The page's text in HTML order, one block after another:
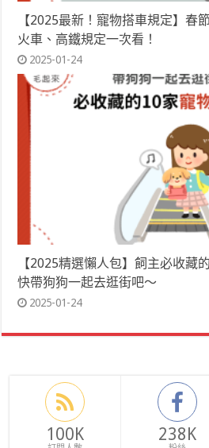
【2025最新！寵物搭車規定】春
火車、高鐵規定一次看！
2025-01-24
【2025精選懶人包】飼主必收藏
快帶狗狗一起去逛街吧～
2025-01-24
100K 238K